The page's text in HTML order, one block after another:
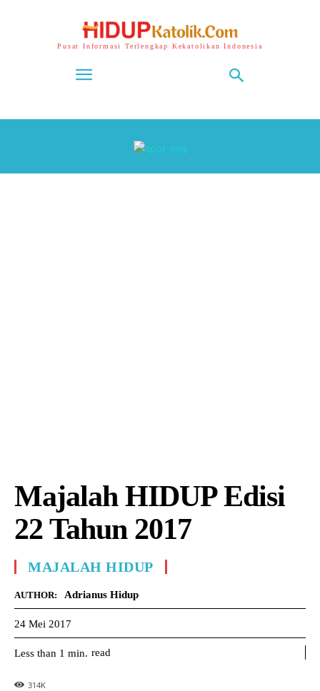
Pusat Informasi Terlengkap Kekatolikan Indonesia
Majalah HIDUP Edisi
22 Tahun 2017
MAJALAH HIDUP
AUTHOR: Adrianus Hidup
24 Mei 2017
Less than 1 min. read
314K